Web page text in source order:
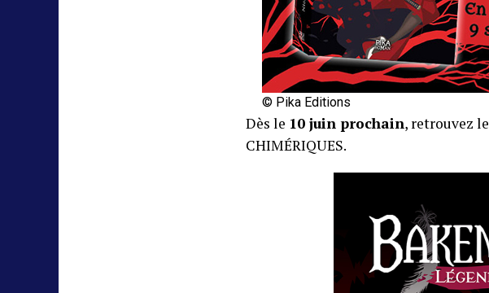
© Pika Editions
Dès le 10 juin prochain, retrouvez le
CHIMÉRIQUES.